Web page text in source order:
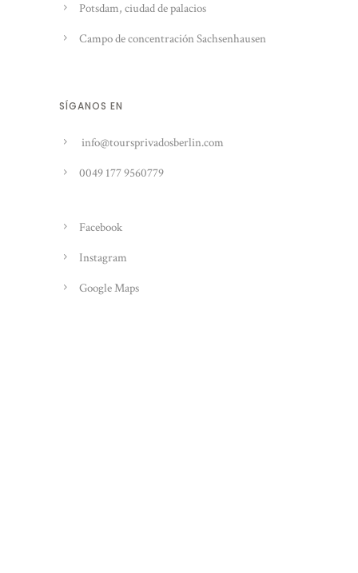
Potsdam, ciudad de palacios
Campo de concentración Sachsenhausen
SÍGANOS EN
info@toursprivadosberlin.com
0049 177 9560779
Facebook
Instagram
Google Maps